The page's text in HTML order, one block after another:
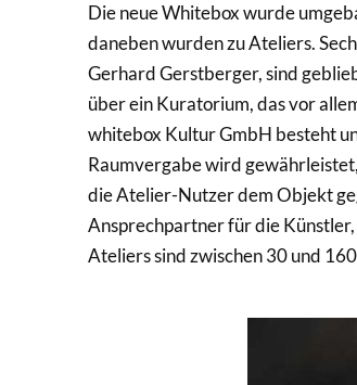
Die neue Whitebox wurde
daneben wurden zu Ateliers.
Gerhard Gerstberger, sind
über ein Kuratorium, das vor
whitebox Kultur GmbH besteht
Raumvergabe wird
die Atelier-Nutzer dem Objekt
Ansprechpartner für die
Ateliers sind zwischen 30 und